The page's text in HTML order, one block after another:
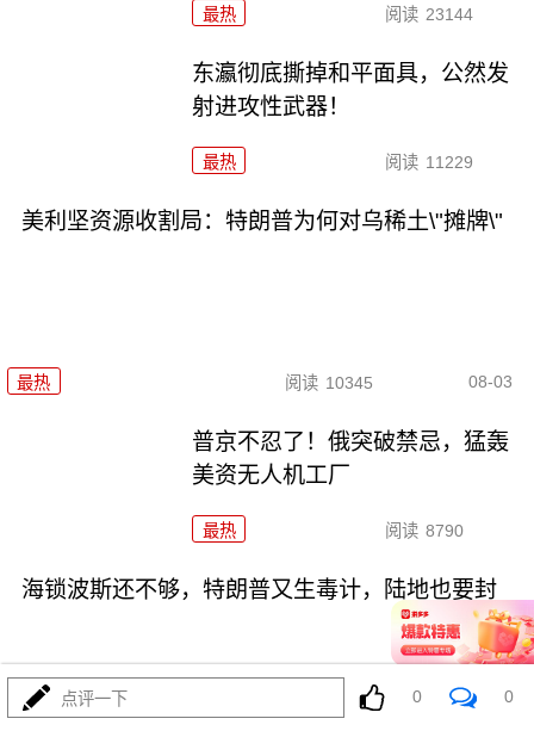
最热 阅读 23144
东瀛彻底撕掉和平面具，公然发
射进攻性武器！
最热 阅读 11229
美利坚资源收割局：特朗普为何对乌稀土\"摊牌\"
最热 阅读 10345 08-03
普京不忍了！俄突破禁忌，猛轰
美资无人机工厂
最热 阅读 8790
海锁波斯还不够，特朗普又生毒计，陆地也要封
点评一下 0 0